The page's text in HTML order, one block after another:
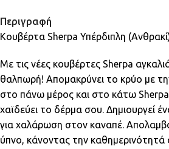
Περιγραφή
Κουβέρτα Sherpa Υπέρδιπλη
Με τις νέες κουβέρτες Sherpa
θαλπωρή! Απομακρύνει το κρύο με
στο πάνω μέρος και στο κάτω
χαϊδεύει το δέρμα σου. Δημιουργεί
για χαλάρωση στον καναπέ.
ύπνο, κάνοντας την καθημερινότητά